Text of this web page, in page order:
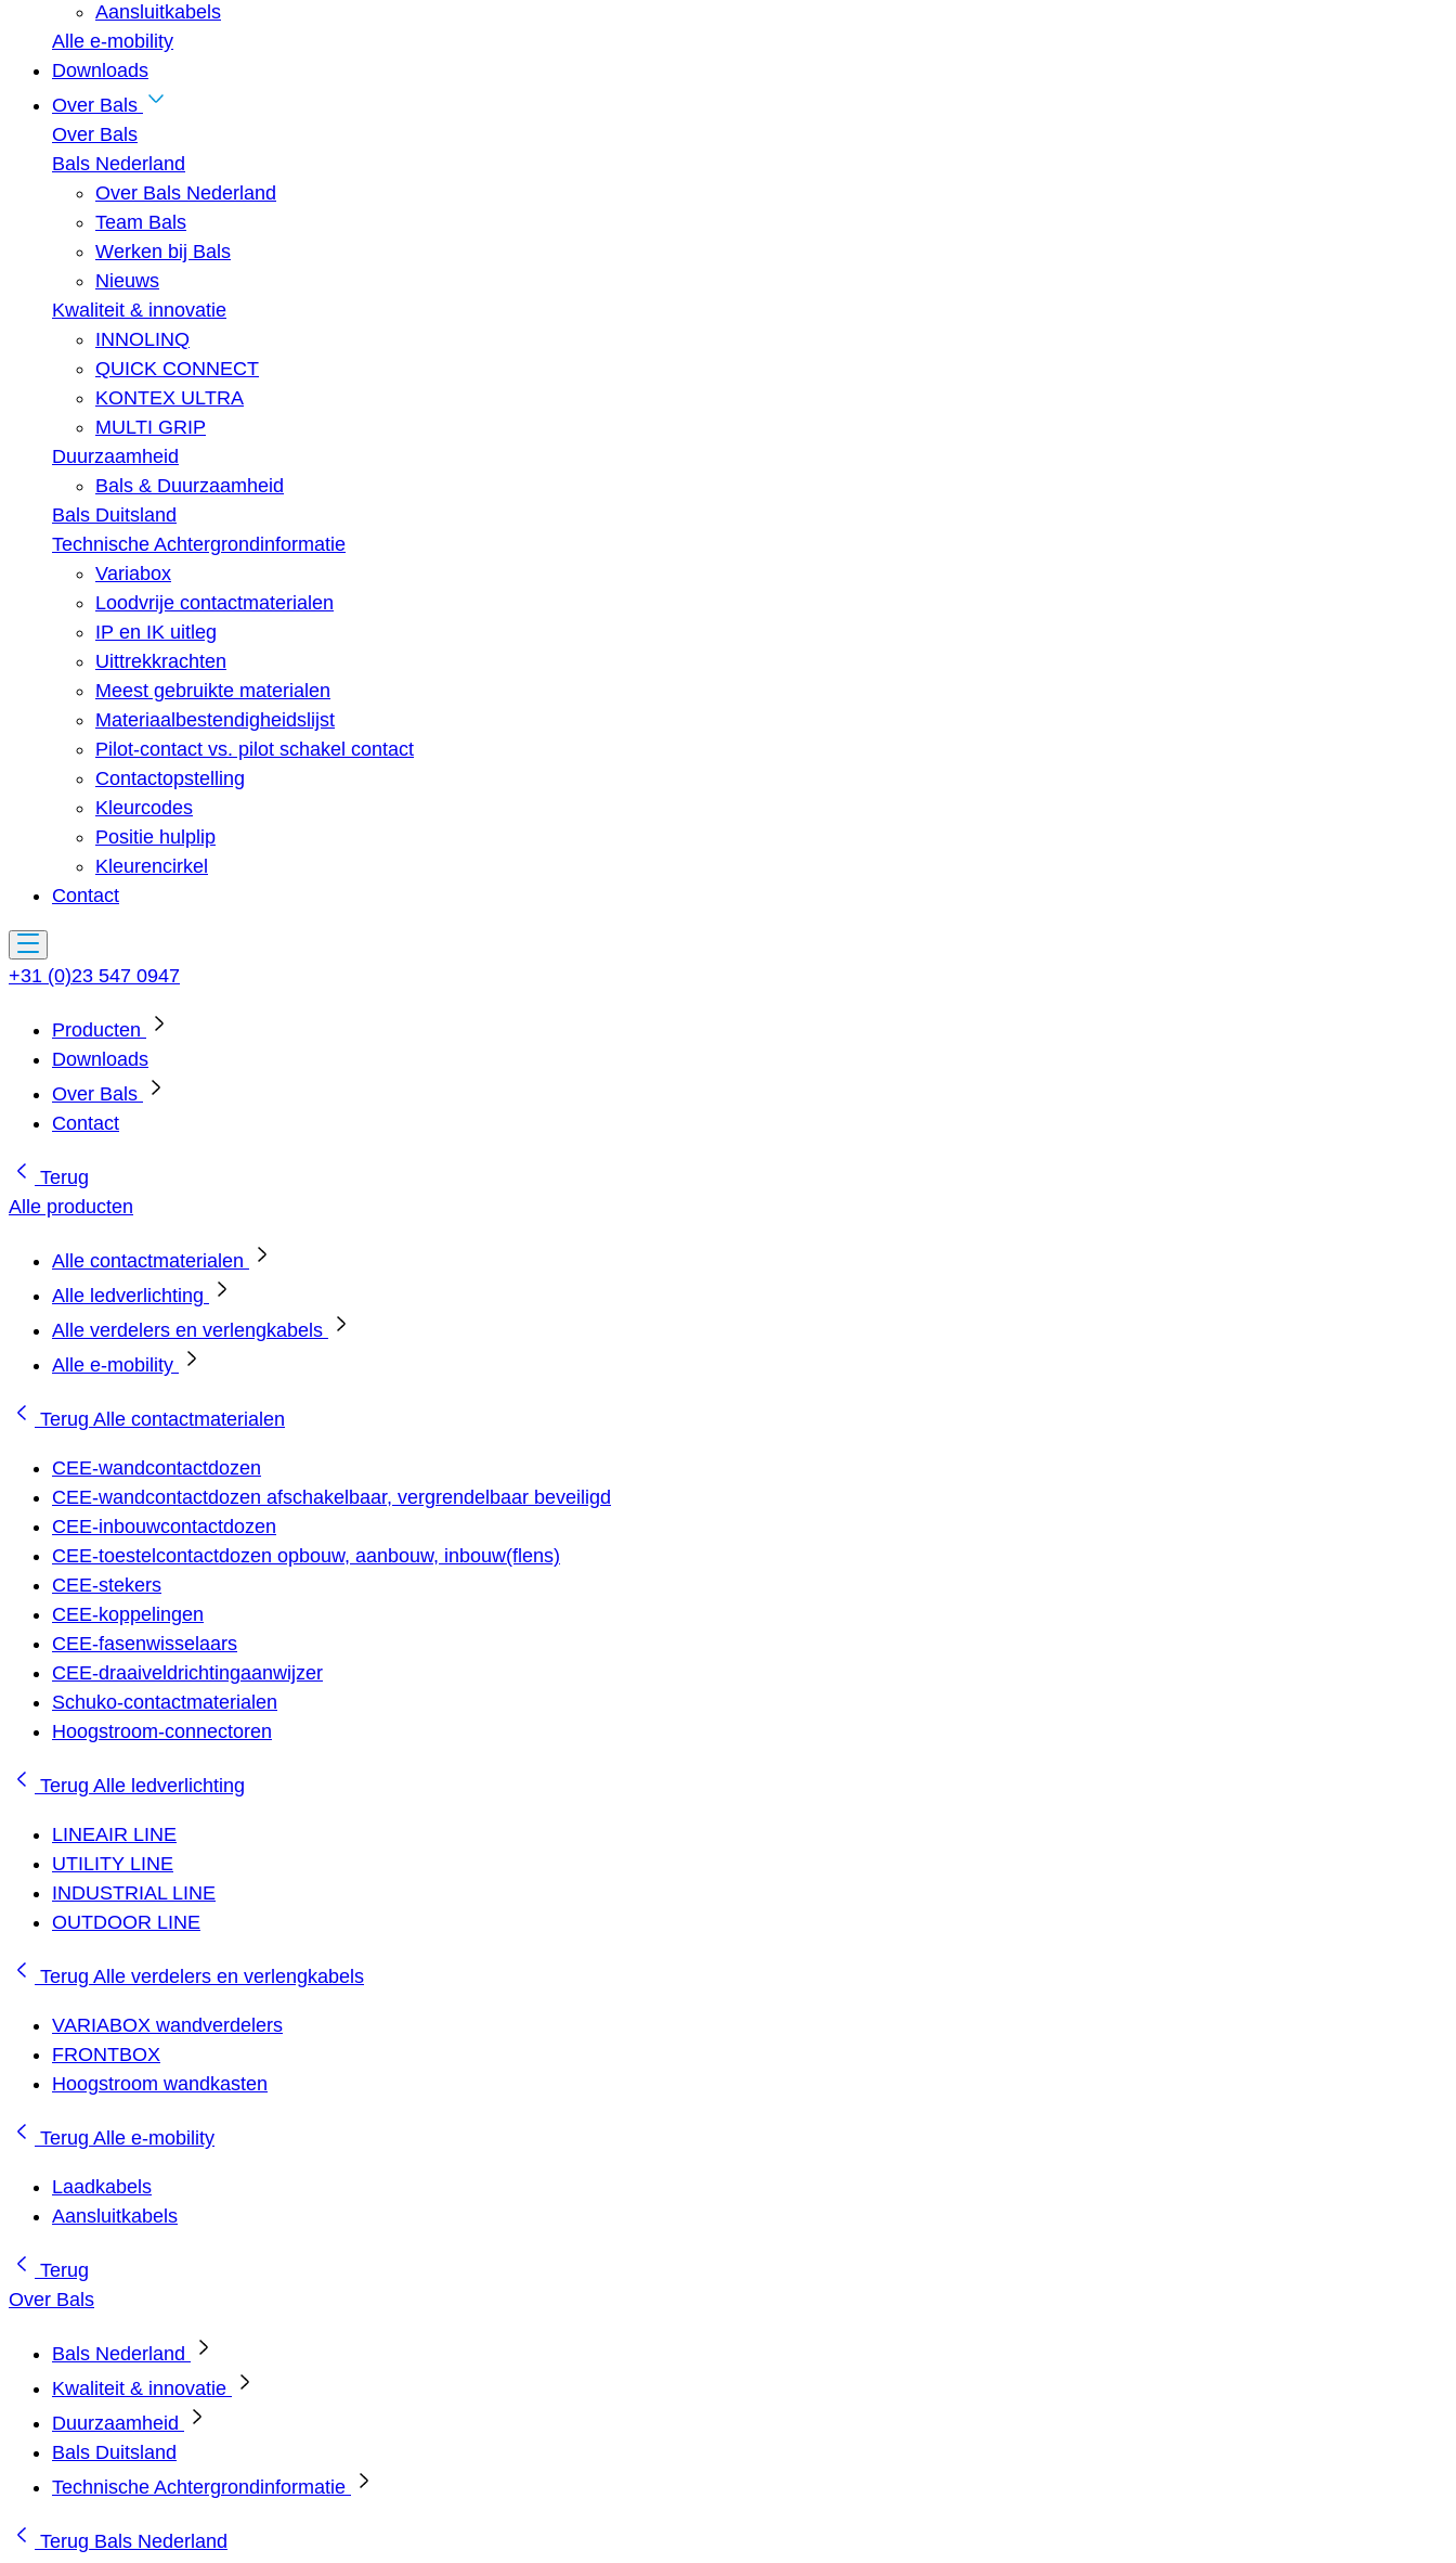
Aansluitkabels
Alle e-mobility
Downloads
Over Bals
Over Bals
Bals Nederland
Over Bals Nederland
Team Bals
Werken bij Bals
Nieuws
Kwaliteit & innovatie
INNOLINQ
QUICK CONNECT
KONTEX ULTRA
MULTI GRIP
Duurzaamheid
Bals & Duurzaamheid
Bals Duitsland
Technische Achtergrondinformatie
Variabox
Loodvrije contactmaterialen
IP en IK uitleg
Uittrekkrachten
Meest gebruikte materialen
Materiaalbestendigheidslijst
Pilot-contact vs. pilot schakel contact
Contactopstelling
Kleurcodes
Positie hulplip
Kleurencirkel
Contact
+31 (0)23 547 0947
Producten
Downloads
Over Bals
Contact
Terug
Alle producten
Alle contactmaterialen
Alle ledverlichting
Alle verdelers en verlengkabels
Alle e-mobility
Terug Alle contactmaterialen
CEE-wandcontactdozen
CEE-wandcontactdozen afschakelbaar, vergrendelbaar beveiligd
CEE-inbouwcontactdozen
CEE-toestelcontactdozen opbouw, aanbouw, inbouw(flens)
CEE-stekers
CEE-koppelingen
CEE-fasenwisselaars
CEE-draaiveldrichtingaanwijzer
Schuko-contactmaterialen
Hoogstroom-connectoren
Terug Alle ledverlichting
LINEAIR LINE
UTILITY LINE
INDUSTRIAL LINE
OUTDOOR LINE
Terug Alle verdelers en verlengkabels
VARIABOX wandverdelers
FRONTBOX
Hoogstroom wandkasten
Terug Alle e-mobility
Laadkabels
Aansluitkabels
Terug
Over Bals
Bals Nederland
Kwaliteit & innovatie
Duurzaamheid
Bals Duitsland
Technische Achtergrondinformatie
Terug Bals Nederland